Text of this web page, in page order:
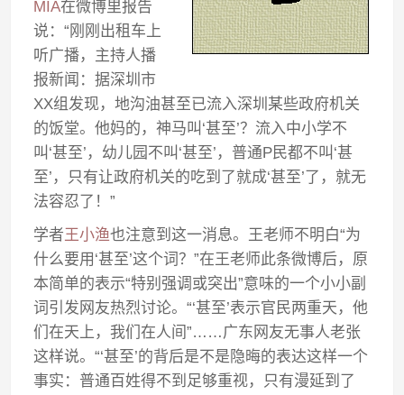
MIA在微博里报告
说：“刚刚出租车上
听广播，主持人播
报新闻：据深圳市
XX组发现，地沟油甚至已流入深圳某些政府机关
的饭堂。他妈的，神马叫‘甚至’？流入中小学不
叫‘甚至’，幼儿园不叫‘甚至’，普通P民都不叫‘甚
至’，只有让政府机关的吃到了就成‘甚至’了，就无
法容忍了！”
学者王小渔也注意到这一消息。王老师不明白“为
什么要用‘甚至’这个词？”在王老师此条微博后，原
本简单的表示“特别强调或突出”意味的一个小小副
词引发网友热烈讨论。“‘甚至’表示官民两重天，他
们在天上，我们在人间”……广东网友无事人老张
这样说。“‘甚至’的背后是不是隐晦的表达这样一个
事实：普通百姓得不到足够重视，只有漫延到了